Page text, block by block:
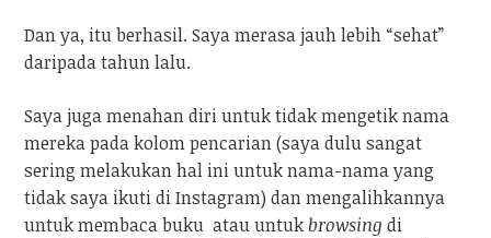
Dan ya, itu berhasil. Saya merasa jauh lebih “sehat”
daripada tahun lalu.
Saya juga menahan diri untuk tidak mengetik nama
mereka pada kolom pencarian (saya dulu sangat
sering melakukan hal ini untuk nama-nama yang
tidak saya ikuti di Instagram) dan mengalihkannya
untuk membaca buku atau untuk browsing di